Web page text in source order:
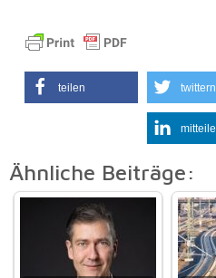
teilen twittern
Ähnliche Beiträge: